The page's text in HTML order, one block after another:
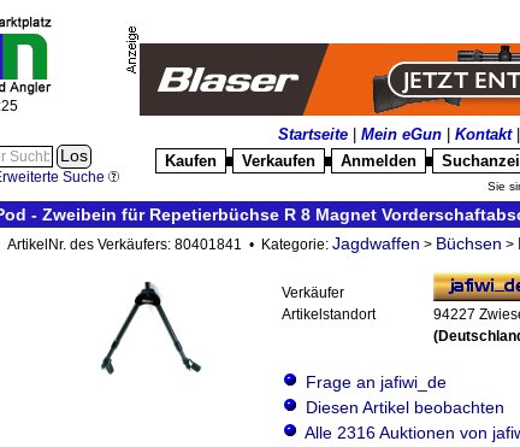
Suche
Startseite Mein eGun Kontakt|
Kaufen
Verkaufen Anmelden
Sie
- Zweibein für Repetierbüchse R 8 Magnet
des Verkäufers: 80401841 • Kategorie: Jagdwaffen > Büchsen >
Verkäufer
Artikelstandort
94227
Frage an jafiwi_de
Diesen Artikel beobachten
Alle 2316 Auktionen von